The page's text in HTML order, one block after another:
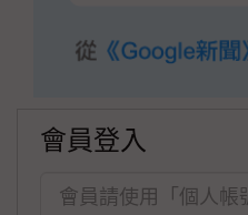
會員登入